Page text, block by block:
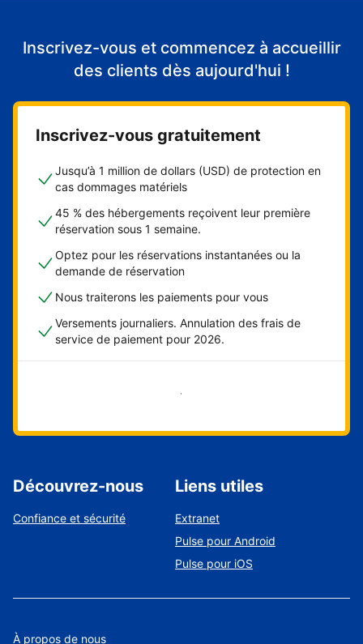
Inscrivez-vous et commencez à accueillir
des clients dès aujourd'hui !
Inscrivez-vous gratuitement
Jusqu’à 1 million de dollars (USD) de protection en
cas dommages matériels
45 % des hébergements reçoivent leur première
réservation sous 1 semaine.
Optez pour les réservations instantanées ou la
demande de réservation
Nous traiterons les paiements pour vous
Versements journaliers. Annulation des frais de
service de paiement pour 2026.
Démarrer maintenant
Découvrez-nous
Confiance et sécurité
Liens utiles
Extranet
Pulse pour Android
Pulse pour iOS
À propos de nous